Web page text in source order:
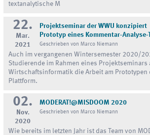
textanalytische M
22.
Mar.
2021
Projektseminar der WWU konzipiert
Prototyp eines Kommentar-Analyse-
Geschrieben von Marco Niemann
Auch im vergangenen Wintersemester 2020/
Studierende im Rahmen eines
Wirtschaftsinformatik die Arbeit am Prototypen
Plattform.
02.
Nov.
2020
MODERAT!@MISDOOM 2020
Geschrieben von Marco Niemann
Wie bereits im letzten Jahr ist das Team von